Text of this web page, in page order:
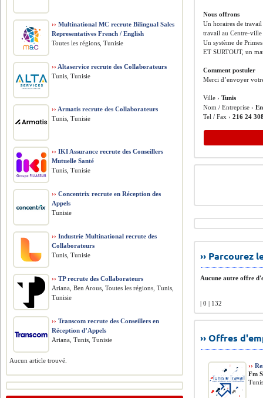
Nous offrons
Un horaires de
travail au Centre-
Un système de
ET SURTOUT, un
Comment postuler
Merci d’envoyer
Ville ›Tunis
Nom / Entreprise ›
Tel / Fax ›216 24
››
Aucune autre offre
| 0 | 132
›› Offres
››
Fm
›› Multinational MC recrute Bilingual Sales
Representatives French / English
Toutes les régions, Tunisie
›› Altaservice recrute des Collaborateurs
Tunis, Tunisie
›› Armatis recrute des Collaborateurs
Tunis, Tunisie
›› IKI Assurance recrute des Conseillers
Mutuelle Santé
Tunis, Tunisie
›› Concentrix recrute en Réception des
Appels
Tunisie
›› Industrie Multinational recrute des
Collaborateurs
Tunis, Tunisie
›› TP recrute des Collaborateurs
Ariana, Ben Arous, Toutes les régions, Tunis,
Tunisie
›› Transcom recrute des Conseillers en
Réception d’Appels
Ariana, Tunis, Tunisie
Aucun article trouvé.